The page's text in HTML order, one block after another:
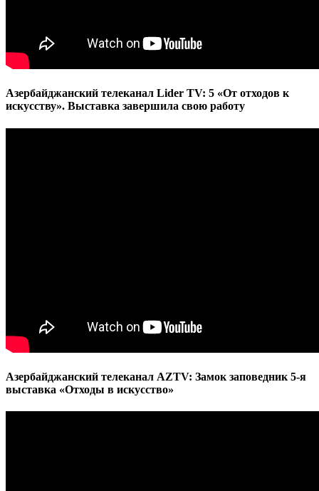
Азербайджанский телеканал Lider TV: 5 «От отходов к
искусству». Выставка завершила свою работу
Азербайджанский телеканал AZTV: Замок заповедник 5-я
выставка «Отходы в искусство»